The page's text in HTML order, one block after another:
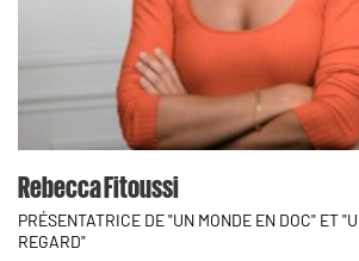
Rebecca Fitoussi
PRÉSENTATRICE DE "UN MONDE EN DOC" ET
REGARD"